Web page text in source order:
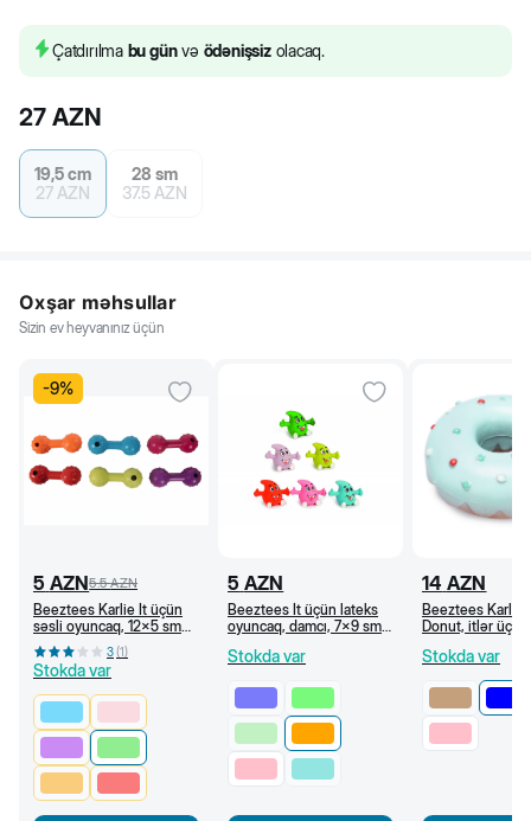
3 nəfər məhsulu alıb
Çatdırılma bu günvə ödənişsizolacaq.
27 AZN
19,5 cm
27 AZN
28 sm
37.5 AZN
Oxşar məhsullar
Sizin ev heyvanınız üçün
-9%
5 AZN5.5 AZN
Beeztees Karlie İt üçün
səsli oyuncaq, 12x5 sm
(Açıq yaşıl) 3(1)
Stokda var
5 AZN
Beeztees İt üçün lateks
oyuncaq, damcı, 7x9 sm
Stokda var
14 AZN
Beeztees Karlie
Donut, itlər
sm, açıq mavi
Stokda var